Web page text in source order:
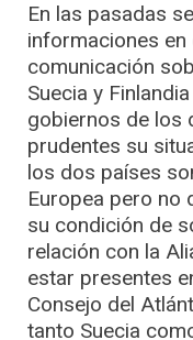
En las pasadas
informaciones
comunicación
Suecia y
gobiernos de los
prudentes su
los dos países
Europea pero no
su condición de
relación con la
estar presentes
Consejo del
tanto Suecia